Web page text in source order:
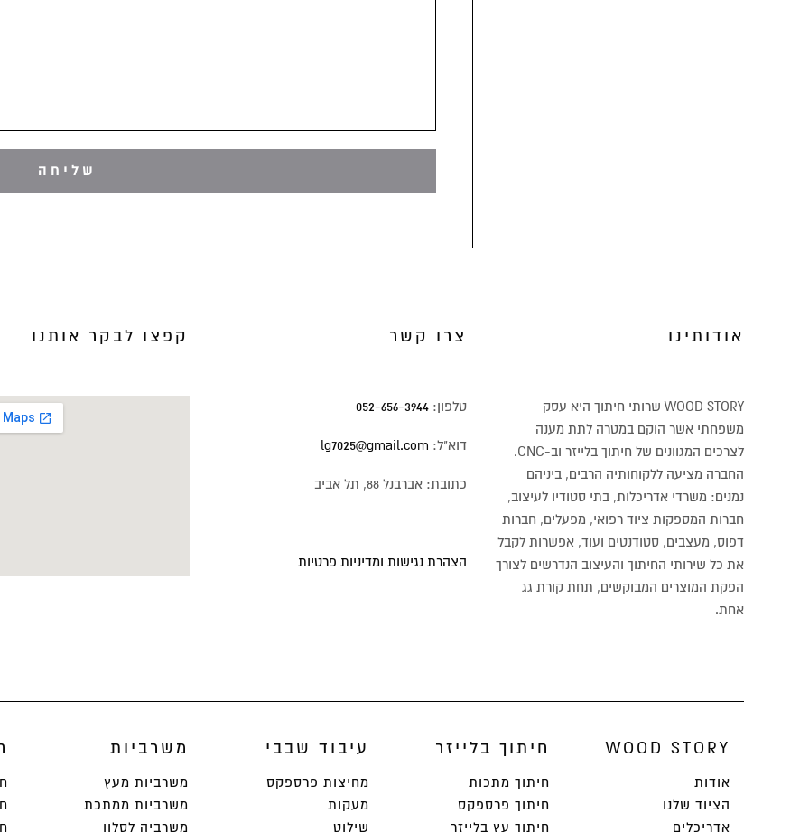
אודותינו
WOOD STORY שרותי חיתוך היא עסק
משפחתי אשר הוקם במטרה לתת מענה
לצרכים המגוונים של חיתוך בלייזר וב-CNC.
החברה מציעה ללקוחותיה הרבים, ביניהם
נמנים: משרדי אדריכלות, בתי סטודיו לעיצוב,
חברות המספקות ציוד רפואי, מפעלים, חברות
דפוס, מעצבים, סטודנטים ועוד, אפשרות לקבל
את כל שירותי החיתוך והעיצוב הנדרשים לצורך
הפקת המוצרים המבוקשים, תחת קורת גג
אחת.
צרו קשר
טלפון:052-656-3944
דוא"ל: lg7025@gmail.com
כתובת: אברבנל 88, תל אביב
הצהרת נגישות ומדיניות פרטיות
קפצו לבקר אותנו
WOOD STORY
אודות
הציוד שלנו
אדריכלים
חיתוך בלייזר
חיתוך מתכות
חיתוך פרספקס
חיתוך עץ בלייזר
עיבוד שבבי
מחיצות פרספקס
מעקות
שילוט
משרביות
משרביות מעץ
משרביות ממתכת
משרביה לסלון